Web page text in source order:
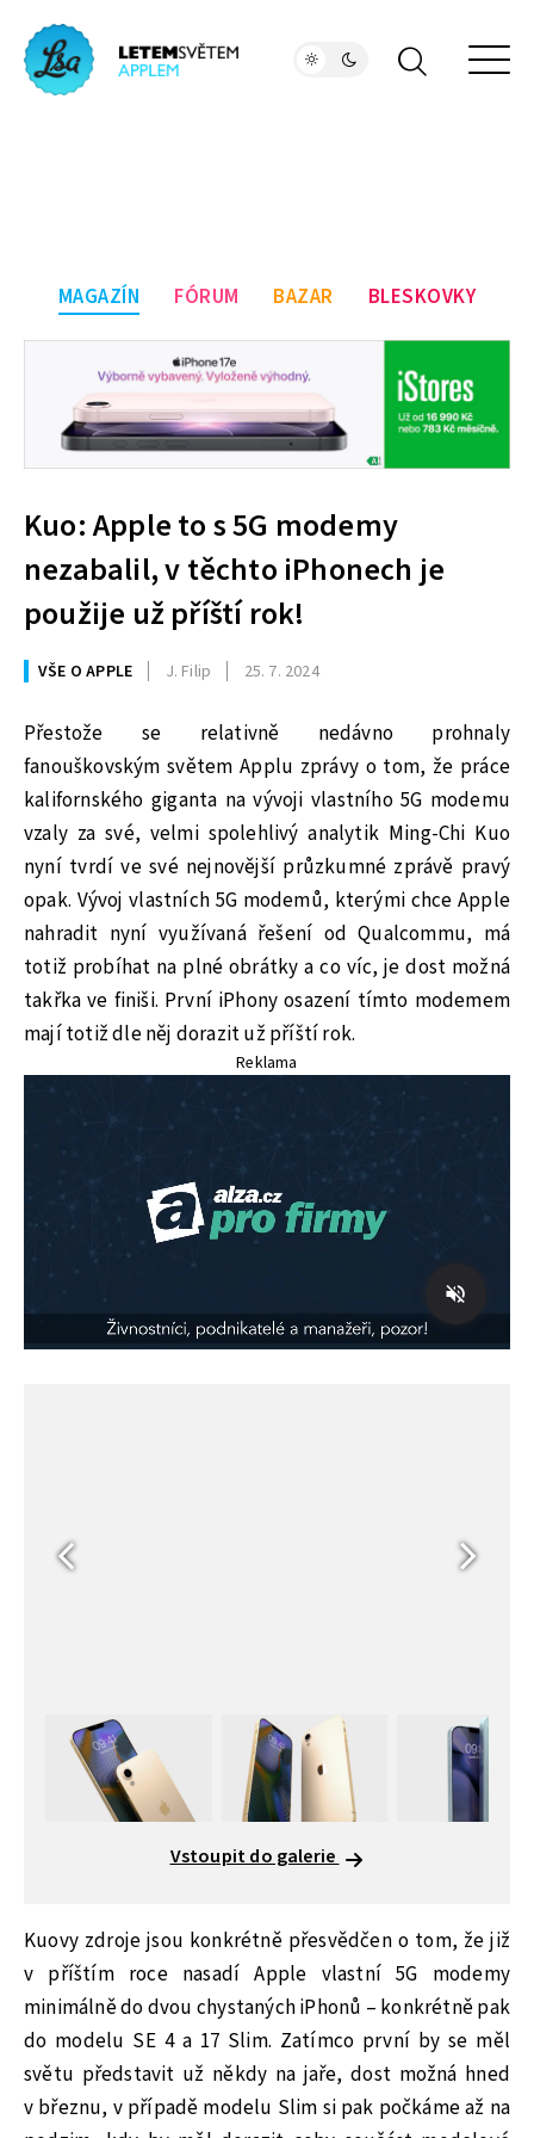
MAGAZÍN FÓRUM BAZAR BLESKOVKY
Kuo: Apple to s 5G modemy
nezabalil, v těchto iPhonech je
použije už příští rok!
VŠE O APPLE J. Filip 25. 7. 2024
Přestože se relativně nedávno prohnaly
fanouškovským světem Applu zprávy o tom, že práce
kalifornského giganta na vývoji vlastního 5G modemu
vzaly za své, velmi spolehlivý analytik Ming-Chi Kuo
nyní tvrdí ve své nejnovější průzkumné zprávě pravý
opak. Vývoj vlastních 5G modemů, kterými chce Apple
nahradit nyní využívaná řešení od Qualcommu, má
totiž probíhat na plné obrátky a co víc, je dost možná
takřka ve finiši. První iPhony osazení tímto modemem
mají totiž dle něj dorazit už příští rok.
Reklama
Vstoupit do galerie
Kuovy zdroje jsou konkrétně přesvědčen o tom, že již
v příštím roce nasadí Apple vlastní 5G modemy
minimálně do dvou chystaných iPhonů – konkrétně pak
do modelu SE 4 a 17 Slim. Zatímco první by se měl
světu představit už někdy na jaře, dost možná hned
v březnu, v případě modelu Slim si pak počkáme až na